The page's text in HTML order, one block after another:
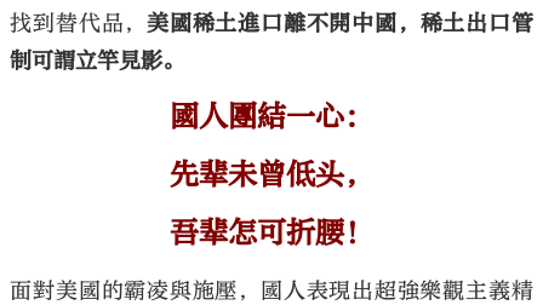
找到替代品，美國稀土進口離不開中國，稀土出口管
制可謂立竿見影。
國人團結一心：
先辈未曾低头，
吾辈怎可折腰！
面對美國的霸凌與施壓，國人表現出超強樂觀主義精